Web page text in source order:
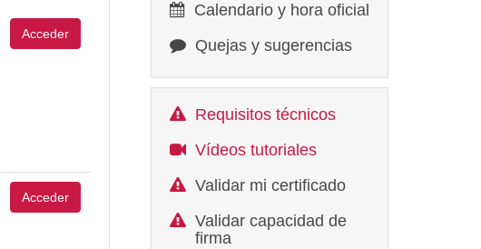
Acceder
Acceder
Calendario y hora oficial
Quejas y sugerencias
Requisitos técnicos
Vídeos tutoriales
Validar mi certificado
Validar capacidad de
firma